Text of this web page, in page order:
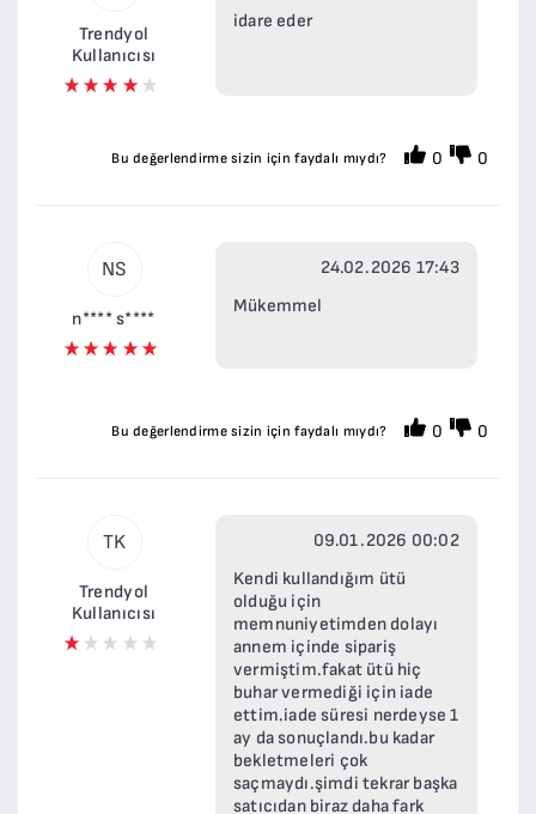
Trendyol
Kullanıcısı
idare eder
Bu değerlendirme sizin için faydalı mıydı? 0 0
NS
n**** s****
24.02.2026 17:43
Mükemmel
Bu değerlendirme sizin için faydalı mıydı? 0 0
TK
Trendyol
Kullanıcısı
09.01.2026 00:02
Kendi kullandığım ütü
olduğu için
memnuniyetimden dolayı
annem içinde sipariş
vermiştim.fakat ütü hiç
buhar vermediği için iade
ettim.iade süresi nerdeyse 1
ay da sonuçlandı.bu kadar
bekletmeleri çok
saçmaydı.şimdi tekrar başka
satıcıdan biraz daha fark